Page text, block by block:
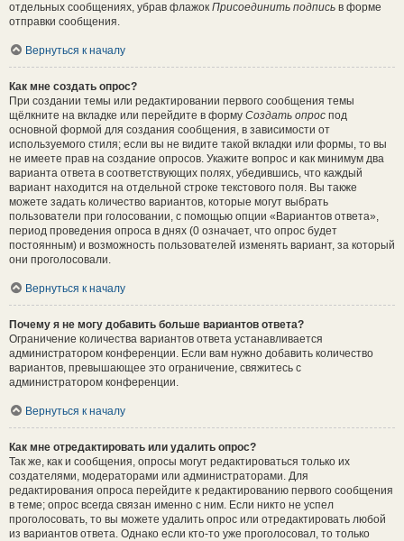
отдельных сообщениях, убрав флажок Присоединить подпись в форме
отправки сообщения.
Вернуться к началу
Как мне создать опрос?
При создании темы или редактировании первого сообщения темы
щёлкните на вкладке или перейдите в форму Создать опрос под
основной формой для создания сообщения, в зависимости от
используемого стиля; если вы не видите такой вкладки или формы, то вы
не имеете прав на создание опросов. Укажите вопрос и как минимум два
варианта ответа в соответствующих полях, убедившись, что каждый
вариант находится на отдельной строке текстового поля. Вы также
можете задать количество вариантов, которые могут выбрать
пользователи при голосовании, с помощью опции «Вариантов ответа»,
период проведения опроса в днях (0 означает, что опрос будет
постоянным) и возможность пользователей изменять вариант, за который
они проголосовали.
Вернуться к началу
Почему я не могу добавить больше вариантов ответа?
Ограничение количества вариантов ответа устанавливается
администратором конференции. Если вам нужно добавить количество
вариантов, превышающее это ограничение, свяжитесь с
администратором конференции.
Вернуться к началу
Как мне отредактировать или удалить опрос?
Так же, как и сообщения, опросы могут редактироваться только их
создателями, модераторами или администраторами. Для
редактирования опроса перейдите к редактированию первого сообщения
в теме; опрос всегда связан именно с ним. Если никто не успел
проголосовать, то вы можете удалить опрос или отредактировать любой
из вариантов ответа. Однако если кто-то уже проголосовал, то только